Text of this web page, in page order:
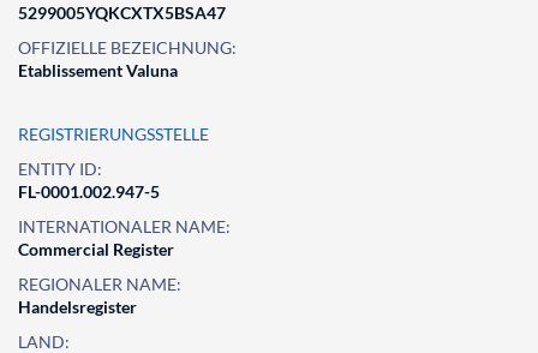
5299005YQKCXTX5BSA47
OFFIZIELLE BEZEICHNUNG:
Etablissement Valuna
REGISTRIERUNGSSTELLE
ENTITY ID:
FL-0001.002.947-5
INTERNATIONALER NAME:
Commercial Register
REGIONALER NAME:
Handelsregister
LAND: